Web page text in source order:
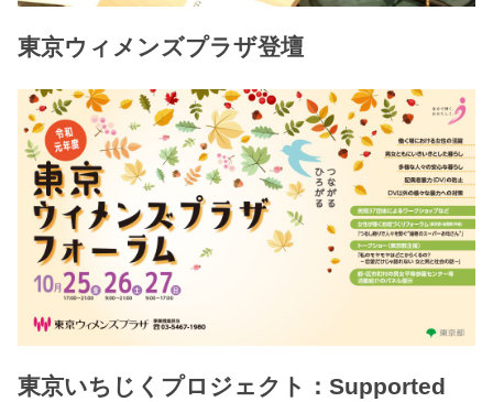
東京ウィメンズプラザ登壇
東京いちじくプロジェクト：Supported